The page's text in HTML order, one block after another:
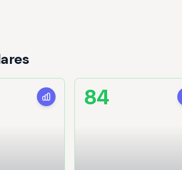
84